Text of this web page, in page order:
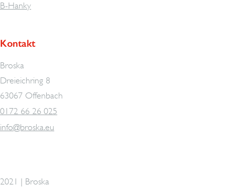
B-Hanky
Kontakt
Broska
Dreieichring 8
63067 Offenbach
0172 66 26 025
info@broska.eu
2021 | Broska